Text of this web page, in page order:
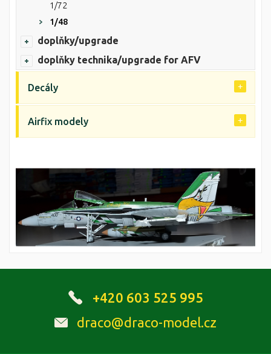
1/72
1/48
doplňky/upgrade
doplňky technika/upgrade for AFV
Decály
Airfix modely
+420 603 525 995
draco@draco-model.cz